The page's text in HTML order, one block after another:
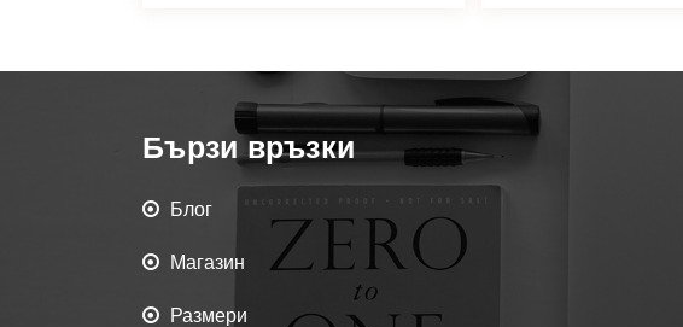
Бързи връзки
Блог
Магазин
Размери